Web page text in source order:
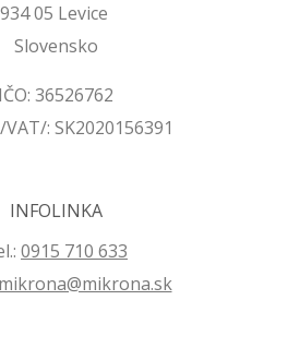
934 05 Levice
Slovensko
IČO: 36526762
VAT/: SK2020156391
INFOLINKA
0915 710 633
mikrona@mikrona.sk